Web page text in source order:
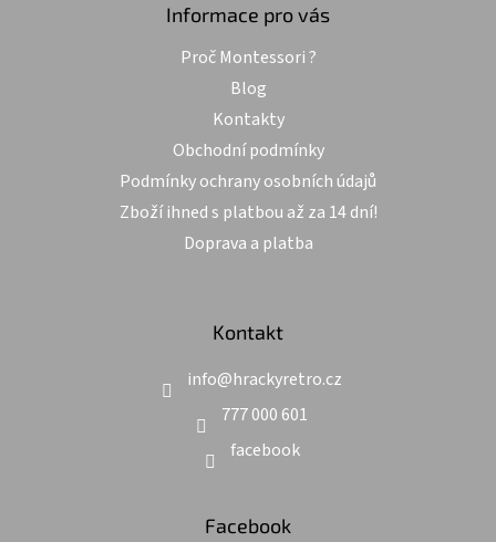
Informace pro vás
Proč Montessori ?
Blog
Kontakty
Obchodní podmínky
Podmínky ochrany osobních údajů
Zboží ihned s platbou až za 14 dní!
Doprava a platba
Kontakt
info@hrackyretro.cz
777 000 601
facebook
Facebook